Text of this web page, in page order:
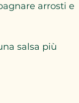
arrosti e
salsa più